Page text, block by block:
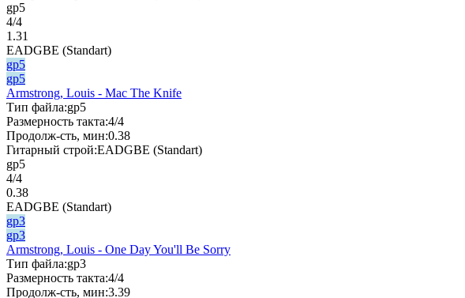
gp5
4/4
1.31
EADGBE (Standart)
gp5
gp5
Armstrong, Louis - Mac The Knife
Тип файла:gp5
Размерность такта:4/4
Продолж-сть, мин:0.38
Гитарный строй:EADGBE (Standart)
gp5
4/4
0.38
EADGBE (Standart)
gp3
gp3
Armstrong, Louis - One Day You'll Be Sorry
Тип файла:gp3
Размерность такта:4/4
Продолж-сть, мин:3.39